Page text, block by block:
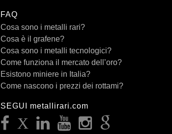
FAQ
Cosa sono i metalli rari?
Cosa è il grafene?
Cosa sono i metalli tecnologici?
Come funziona il mercato dell’oro?
Esistono miniere in Italia?
Come nascono i prezzi dei rottami?
SEGUI metallirari.com